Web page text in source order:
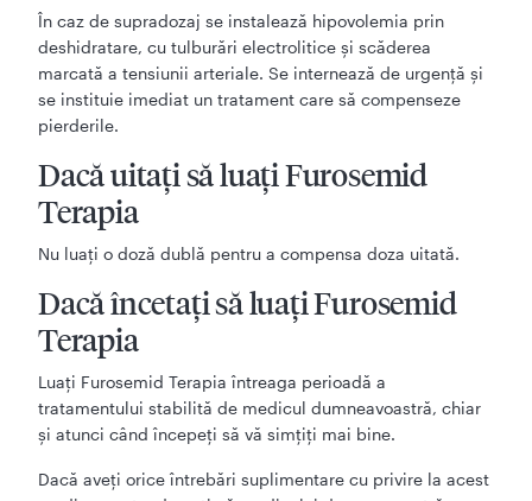
În caz de supradozaj se instalează hipovolemia prin
deshidratare, cu tulburări electrolitice şi scăderea
marcată a tensiunii arteriale. Se internează de urgenţă şi
se instituie imediat un tratament care să compenseze
pierderile.
Dacă uitaţi să luaţi Furosemid
Terapia
Nu luaţi o doză dublă pentru a compensa doza uitată.
Dacă încetaţi să luaţi Furosemid
Terapia
Luaţi Furosemid Terapia întreaga perioadă a
tratamentului stabilită de medicul dumneavoastră, chiar
şi atunci când începeţi să vă simţiţi mai bine.
Dacă aveţi orice întrebări suplimentare cu privire la acest